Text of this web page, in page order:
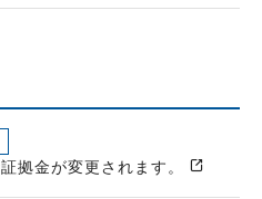
拠金が変更されます。